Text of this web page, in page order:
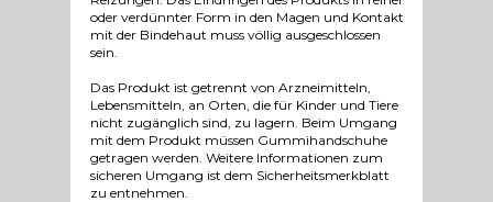
oder verdünnter Form in den Magen und Kontakt
mit der Bindehaut muss völlig ausgeschlossen
sein.
Das Produkt ist getrennt von Arzneimitteln,
Lebensmitteln, an Orten, die für Kinder und Tiere
nicht zugänglich sind, zu lagern. Beim Umgang
mit dem Produkt müssen Gummihandschuhe
getragen werden. Weitere Informationen zum
sicheren Umgang ist dem Sicherheitsmerkblatt
zu entnehmen.